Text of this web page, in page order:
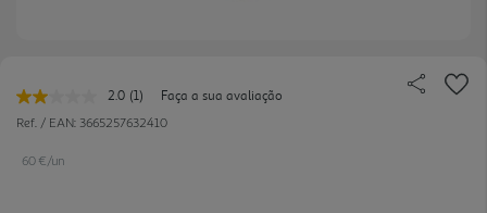
2.0 Leu
uma
(1)
Faça a sua avaliação
Ref. / EAN: 3665257632410
60 €/un